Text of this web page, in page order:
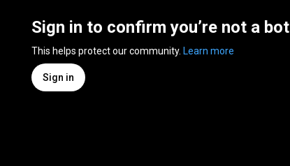
Sign in to confirm you’re not a bot
This helps protect our community. Learn more
Sign in